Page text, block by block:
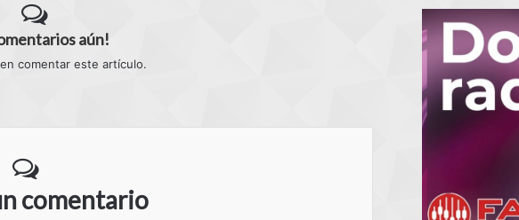
aún!
comentar este artículo.
comentario